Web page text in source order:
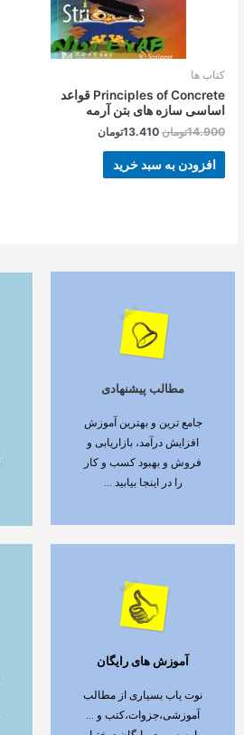
کتاب ها
Principles of Concrete قواعد
اساسی سازه های بتن آرمه
14.900تومان 13.410تومان
افزودن به سبد خرید
مطالب پیشنهادی
جامع ترین و بهترین آموزش
افزایش درآمد، بازاریابی و
فروش و بهبود کسب و کار
را در اینجا بیابید ...
ادامه مطلب
آموزش های رایگان
نوت یاب بسیاری از مطالب
آموزشی،جزوات،کتب و ...
ادامه مطلب